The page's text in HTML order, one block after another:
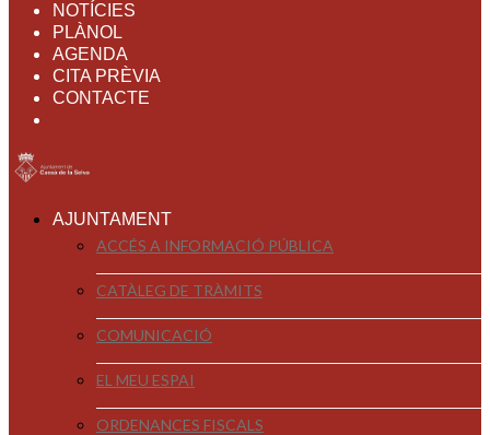
NOTÍCIES
PLÀNOL
AGENDA
CITA PRÈVIA
CONTACTE
AJUNTAMENT
ACCÉS A INFORMACIÓ PÚBLICA
CATÀLEG DE TRÀMITS
COMUNICACIÓ
EL MEU ESPAI
ORDENANCES FISCALS